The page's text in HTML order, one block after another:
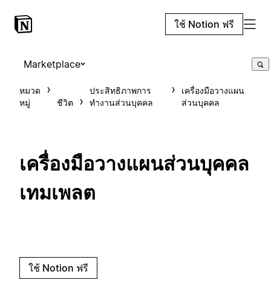
ใช้ Notion ฟรี
Marketplace
หมวด
หมู่
ชีวิต
ประสิทธิภาพการ
ทำงานส่วนบุคคล
เครื่องมือวางแผน
ส่วนบุคคล
เครื่องมือวางแผนส่วนบุคคล
เทมเพลต
ใช้ Notion ฟรี